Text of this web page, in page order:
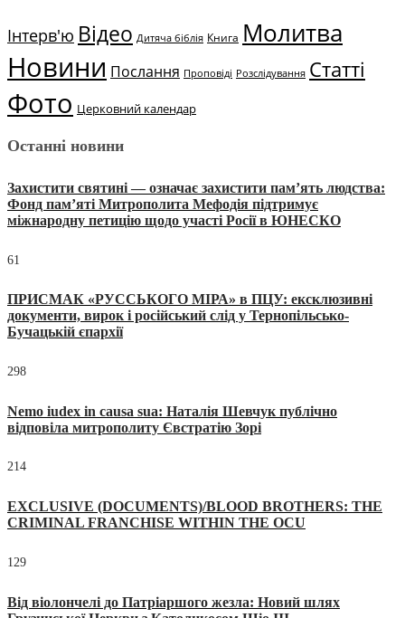
Інтерв'ю Відео Дитяча біблія Книга Молитва
Новини Послання Проповіді Розслідування Статті
Фото Церковний календар
Останні новини
Захистити святині — означає захистити пам’ять людства:
Фонд пам’яті Митрополита Мефодія підтримує
міжнародну петицію щодо участі Росії в ЮНЕСКО
61
ПРИСМАК «РУССЬКОГО МІРА» в ПЦУ: ексклюзивні
документи, вирок і російський слід у Тернопільсько-
Бучацькій єпархії
298
Nemo iudex in causa sua: Наталія Шевчук публічно
відповіла митрополиту Євстратію Зорі
214
EXCLUSIVE (DOCUMENTS)/BLOOD BROTHERS: THE
CRIMINAL FRANCHISE WITHIN THE OCU
129
Від віолончелі до Патріаршого жезла: Новий шлях